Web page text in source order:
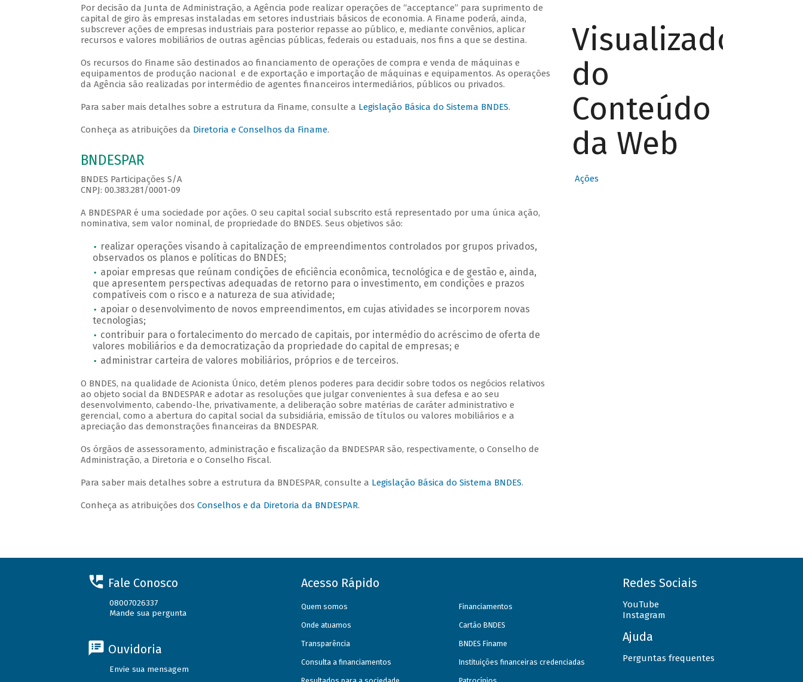
Por decisão da Junta de Administração, a Agência pode realizar operações de “acceptance” para suprimento de
capital de giro às empresas instaladas em setores industriais básicos de economia. A Finame poderá, ainda,
subscrever ações de empresas industriais para posterior repasse ao público, e, mediante convênios, aplicar
recursos e valores mobiliários de outras agências públicas, federais ou estaduais, nos fins a que se destina.
Os recursos do Finame são destinados ao financiamento de operações de compra e venda de máquinas e
equipamentos de produção nacional e de exportação e importação de máquinas e equipamentos. As operações
da Agência são realizadas por intermédio de agentes financeiros intermediários, públicos ou privados.
Para saber mais detalhes sobre a estrutura da Finame, consulte a Legislação Básica do Sistema BNDES.
Conheça as atribuições da Diretoria e Conselhos da Finame.
BNDESPAR
BNDES Participações S/A
CNPJ: 00.383.281/0001-09
A BNDESPAR é uma sociedade por ações. O seu capital social subscrito está representado por uma única ação,
nominativa, sem valor nominal, de propriedade do BNDES. Seus objetivos são:
realizar operações visando à capitalização de empreendimentos controlados por grupos privados,
observados os planos e políticas do BNDES;
apoiar empresas que reúnam condições de eficiência econômica, tecnológica e de gestão e, ainda,
que apresentem perspectivas adequadas de retorno para o investimento, em condições e prazos
compatíveis com o risco e a natureza de sua atividade;
apoiar o desenvolvimento de novos empreendimentos, em cujas atividades se incorporem novas
tecnologias;
contribuir para o fortalecimento do mercado de capitais, por intermédio do acréscimo de oferta de
valores mobiliários e da democratização da propriedade do capital de empresas; e
administrar carteira de valores mobiliários, próprios e de terceiros.
O BNDES, na qualidade de Acionista Único, detém plenos poderes para decidir sobre todos os negócios relativos
ao objeto social da BNDESPAR e adotar as resoluções que julgar convenientes à sua defesa e ao seu
desenvolvimento, cabendo-lhe, privativamente, a deliberação sobre matérias de caráter administrativo e
gerencial, como a abertura do capital social da subsidiária, emissão de títulos ou valores mobiliários e a
apreciação das demonstrações financeiras da BNDESPAR.
Os órgãos de assessoramento, administração e fiscalização da BNDESPAR são, respectivamente, o Conselho de
Administração, a Diretoria e o Conselho Fiscal.
Para saber mais detalhes sobre a estrutura da BNDESPAR, consulte a Legislação Básica do Sistema BNDES.
Conheça as atribuições dos Conselhos e da Diretoria da BNDESPAR.
Visualizador
do
Conteúdo
da Web
Ações
Fale Conosco
08007026337
Mande sua pergunta
Ouvidoria
Envie sua mensagem
Acesso Rápido
Quem somos
Onde atuamos
Transparência
Consulta a financiamentos
Financiamentos
Cartão BNDES
BNDES Finame
Instituições financeiras credenciadas
Redes Sociais
YouTube
Instagram
Ajuda
Perguntas frequentes